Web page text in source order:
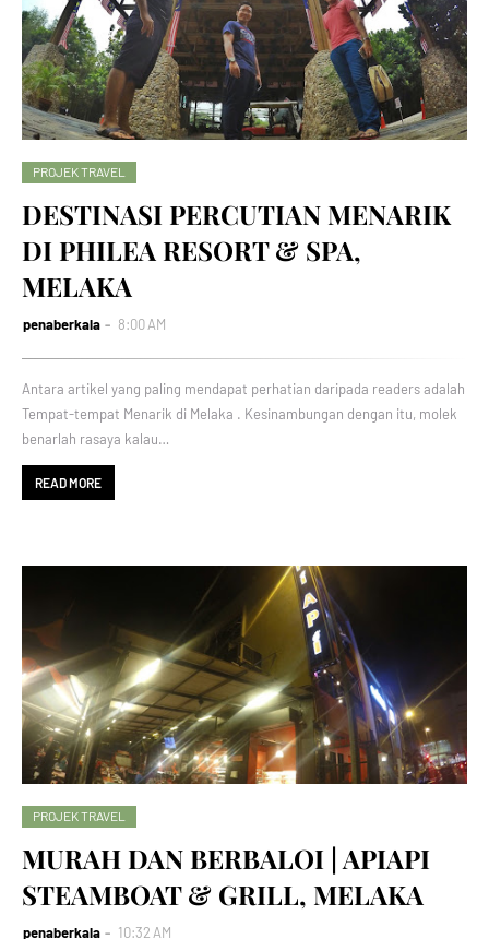
PROJEK TRAVEL
DESTINASI PERCUTIAN MENARIK
DI PHILEA RESORT & SPA,
MELAKA
penaberkala 8:00 AM
Antara artikel yang paling mendapat perhatian daripada readers adalah
Tempat-tempat Menarik di Melaka . Kesinambungan dengan itu, molek
benarlah rasaya kalau…
READ MORE
PROJEK TRAVEL
MURAH DAN BERBALOI | APIAPI
STEAMBOAT & GRILL, MELAKA
penaberkala 10:32 AM